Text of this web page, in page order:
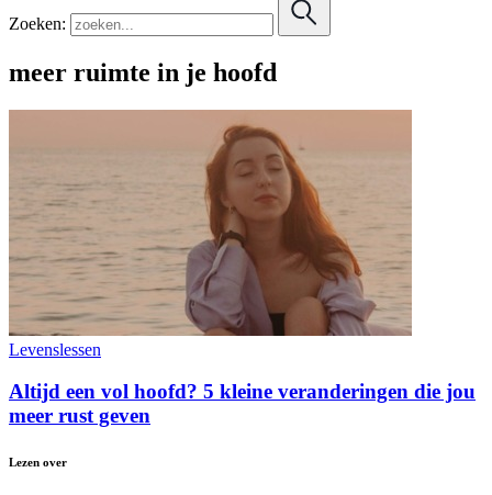
Zoeken:
meer ruimte in je hoofd
Levenslessen
Altijd een vol hoofd? 5 kleine veranderingen die jou
meer rust geven
Lezen over